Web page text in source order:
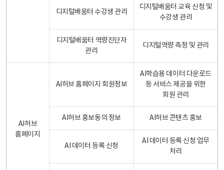
디지털배움터 수강생 관리
디지털배움터 교육 신청 및
수강생 관리
디지털배움터 역량진단자
관리
디지털역량 측정 및 관리
AI허브
홈페이지
AI허브 홈페이지 회원정보
AI학습용 데이터 다운로드
등 서비스 제공을 위한
회원 관리
AI허브 홍보동의 정보 AI허브 콘텐츠 홍보
AI 데이터 등록 신청
AI 데이터 등록 신청 업무
처리